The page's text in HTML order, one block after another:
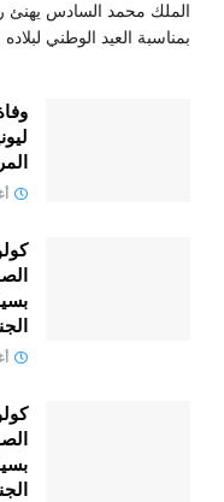
الملك محمد السادس يهنئ
بمناسبة العيد الوطني لبلاده